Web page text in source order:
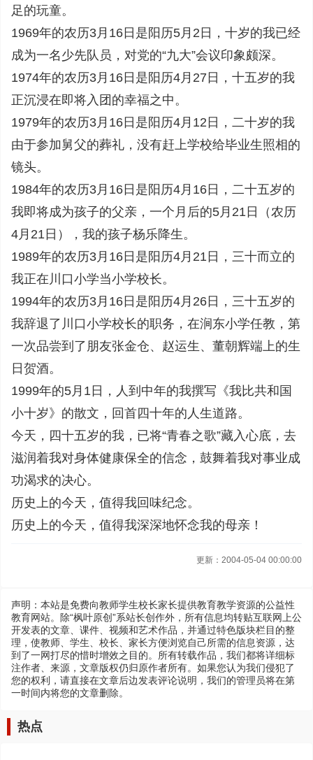
足的玩童。
1969年的农历3月16日是阳历5月2日，十岁的我已经
成为一名少先队员，对党的“九大”会议印象颇深。
1974年的农历3月16日是阳历4月27日，十五岁的我
正沉浸在即将入团的幸福之中。
1979年的农历3月16日是阳历4月12日，二十岁的我
由于参加舅父的葬礼，没有赶上学校给毕业生照相的
镜头。
1984年的农历3月16日是阳历4月16日，二十五岁的
我即将成为孩子的父亲，一个月后的5月21日（农历
4月21日），我的孩子杨乐降生。
1989年的农历3月16日是阳历4月21日，三十而立的
我正在川口小学当小学校长。
1994年的农历3月16日是阳历4月26日，三十五岁的
我辞退了川口小学校长的职务，在涧东小学任教，第
一次品尝到了朋友张金仓、赵运生、董朝辉端上的生
日贺酒。
1999年的5月1日，人到中年的我撰写《我比共和国
小十岁》的散文，回首四十年的人生道路。
今天，四十五岁的我，已将“青春之歌”藏入心底，去
滋润着我对身体健康保全的信念，鼓舞着我对事业成
功渴求的决心。
历史上的今天，值得我回味纪念。
历史上的今天，值得我深深地怀念我的母亲！
更新：2004-05-04 00:00:00
声明：本站是免费向教师学生校长家长提供教育教学资源的公益性
教育网站。除“枫叶原创”系站长创作外，所有信息均转贴互联网上公
开发表的文章、课件、视频和艺术作品，并通过特色版块栏目的整
理，使教师、学生、校长、家长方便浏览自己所需的信息资源，达
到了一网打尽的惜时增效之目的。所有转载作品，我们都将详细标
注作者、来源，文章版权仍归原作者所有。如果您认为我们侵犯了
您的权利，请直接在文章后边发表评论说明，我们的管理员将在第
一时间内将您的文章删除。
热点